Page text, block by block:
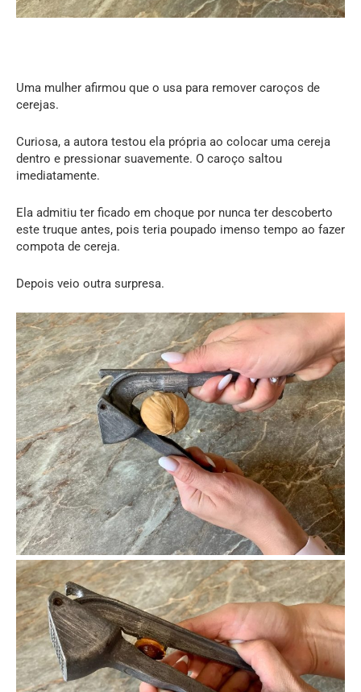
Uma mulher afirmou que o usa para remover caroços de
cerejas.
Curiosa, a autora testou ela própria ao colocar uma cereja
dentro e pressionar suavemente. O caroço saltou
imediatamente.
Ela admitiu ter ficado em choque por nunca ter descoberto
este truque antes, pois teria poupado imenso tempo ao fazer
compota de cereja.
Depois veio outra surpresa.